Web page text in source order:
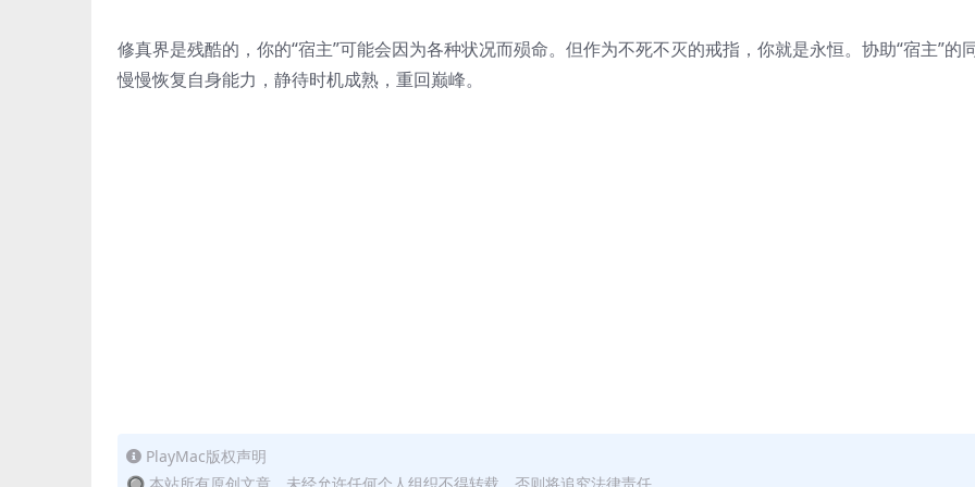
修真界是残酷的，你的“宿主”可能会因为各种状况而殒命。但作为不死不灭的戒指，你就是永恒。协助“宿主”的
慢慢恢复自身能力，静待时机成熟，重回巅峰。
PlayMac版权声明